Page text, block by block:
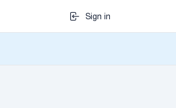
Sign in